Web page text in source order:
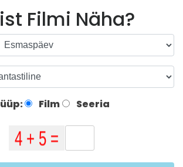
Filmi Näha?
Film Seeria